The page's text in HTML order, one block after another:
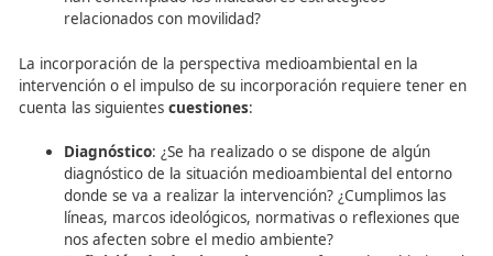
Diagnóstico: ¿Puede valorarse la perspectiva de
cuantificar la perspectiva de movilidad en la
¿Vehículos/km? ¿Tiempo? ¿La intervención
aumento o una disminución de la movilidad? ¿Se
disminuir el tiempo de desplazamiento? ¿Se
coste del desplazamiento?
Definición de destinatarios: ¿La intervención
aumento de movilidad en un colectivo concreto y
disminución en otro? ¿La intervención afecta en